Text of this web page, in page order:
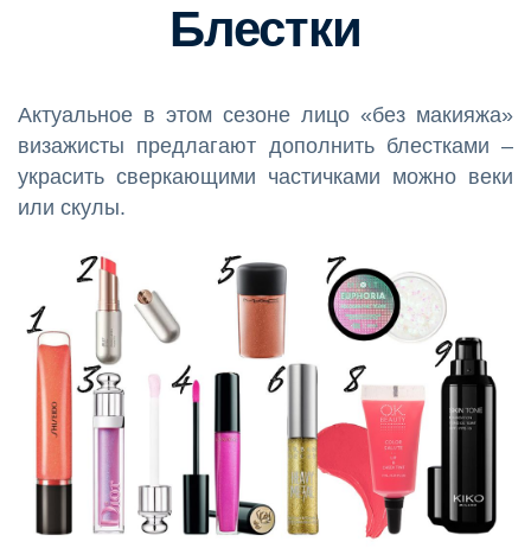
Блестки
Актуальное в этом сезоне лицо «без макияжа»
визажисты предлагают дополнить блестками –
украсить сверкающими частичками можно веки
или скулы.